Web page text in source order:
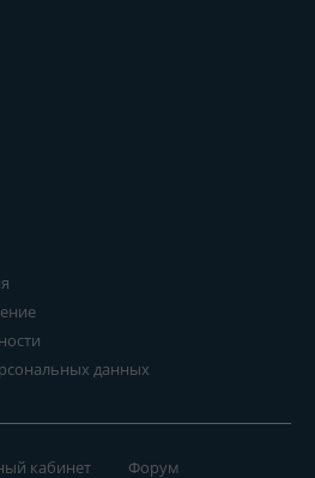
данных
кабинет Форум